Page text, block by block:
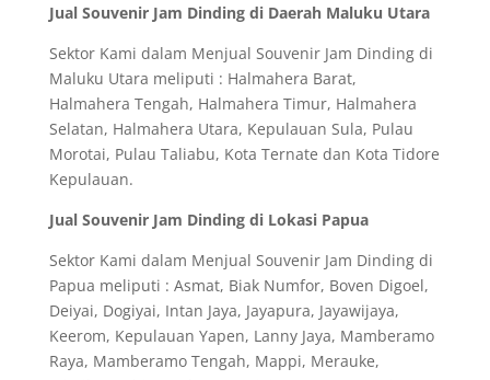
Jual Souvenir Jam Dinding di Daerah Maluku Utara
Sektor Kami dalam Menjual Souvenir Jam Dinding di
Maluku Utara meliputi : Halmahera Barat,
Halmahera Tengah, Halmahera Timur, Halmahera
Selatan, Halmahera Utara, Kepulauan Sula, Pulau
Morotai, Pulau Taliabu, Kota Ternate dan Kota Tidore
Kepulauan.
Jual Souvenir Jam Dinding di Lokasi Papua
Sektor Kami dalam Menjual Souvenir Jam Dinding di
Papua meliputi : Asmat, Biak Numfor, Boven Digoel,
Deiyai, Dogiyai, Intan Jaya, Jayapura, Jayawijaya,
Keerom, Kepulauan Yapen, Lanny Jaya, Mamberamo
Raya, Mamberamo Tengah, Mappi, Merauke,